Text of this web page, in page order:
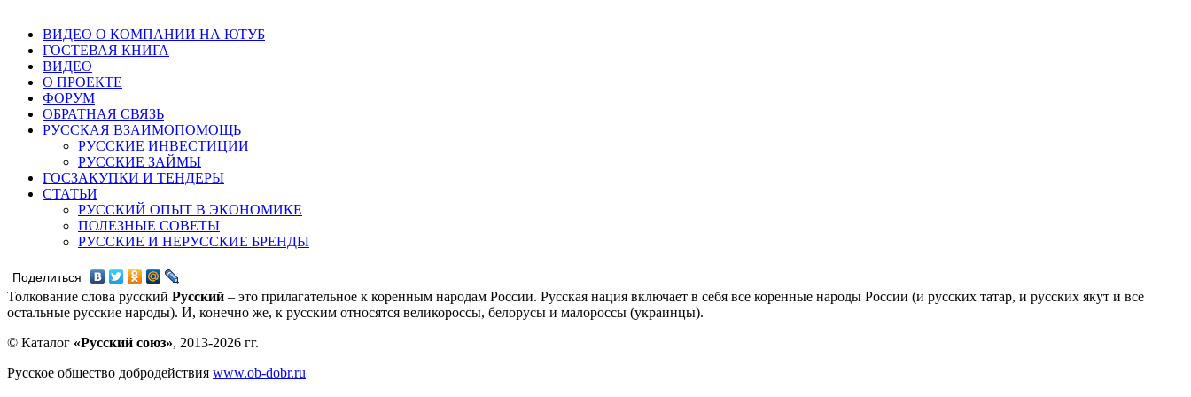
ВИДЕО О КОМПАНИИ НА ЮТУБ
ГОСТЕВАЯ КНИГА
ВИДЕО
О ПРОЕКТЕ
ФОРУМ
ОБРАТНАЯ СВЯЗЬ
РУССКАЯ ВЗАИМОПОМОЩЬ
РУССКИЕ ИНВЕСТИЦИИ
РУССКИЕ ЗАЙМЫ
ГОСЗАКУПКИ И ТЕНДЕРЫ
СТАТЬИ
РУССКИЙ ОПЫТ В ЭКОНОМИКЕ
ПОЛЕЗНЫЕ СОВЕТЫ
РУССКИЕ И НЕРУССКИЕ БРЕНДЫ
Поделиться
Толкование слова русский Русский – это прилагательное к коренным народам России. Русская нация включает в себя все коренные народы России (и русских татар, и русских якут и все
остальные русские народы). И, конечно же, к русским относятся великороссы, белорусы и малороссы (украинцы).
© Каталог «Русский союз», 2013-2026 гг.
Русское общество добродействия www.ob-dobr.ru